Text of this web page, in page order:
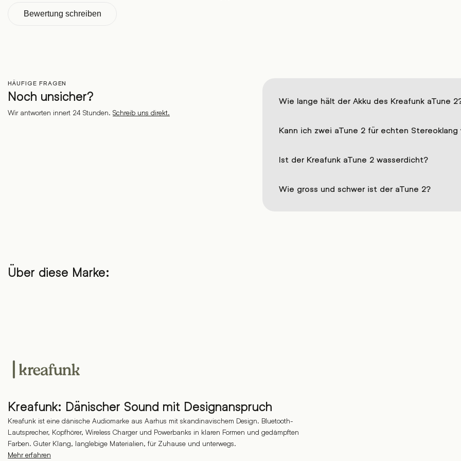
Bewertung schreiben
HÄUFIGE FRAGEN
Noch unsicher?
Wir antworten innert 24 Stunden. Schreib uns direkt.
Wie lange hält der Akku des Kreafunk aTune
Kann ich zwei aTune 2 für echten Stereoklang
Ist der Kreafunk aTune 2 wasserdicht?
Wie gross und schwer ist der aTune 2?
Über diese Marke:
Kreafunk: Dänischer Sound mit Designanspruch
Kreafunk ist eine dänische Audiomarke aus Aarhus mit skandinavischem Design. Bluetooth-
Lautsprecher, Kopfhörer, Wireless Charger und Powerbanks in klaren Formen und gedämpften
Farben. Guter Klang, langlebige Materialien, für Zuhause und unterwegs.
Mehr erfahren